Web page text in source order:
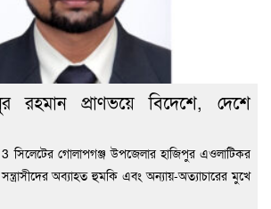
রহমান প্রাণভয়ে বিদেশে, দেশে
3 সিলেটের গোলাপগঞ্জ উপজেলার হাজিপুর এওলাটিকর
সন্ত্রাসীদের অব্যাহত হুমকি এবং অন্যায়-অত্যাচারের মুখে